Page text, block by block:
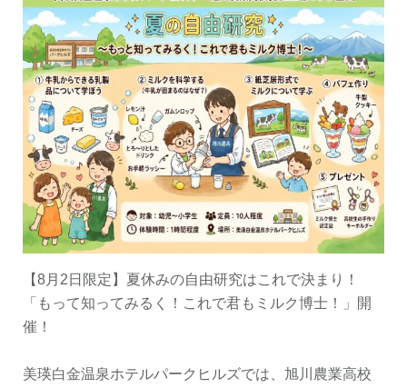
【8月2日限定】夏休みの自由研究はこれで決まり！
「もって知ってみるく！これで君もミルク博士！」開
催！
美瑛白金温泉ホテルパークヒルズでは、旭川農業高校